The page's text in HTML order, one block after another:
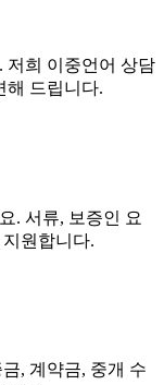
저희 이중언어 상담
해 드립니다.
. 서류, 보증인 요
원합니다.
, 계약금, 중개 수